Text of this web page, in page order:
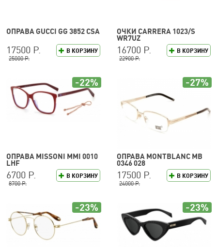
ОПРАВА GUCCI GG 3852 CSA
В КОРЗИНУ
17500 Р.
25000 Р.
ОЧКИ CARRERA 1023/S
WR7UZ
В КОРЗИНУ
16700 Р.
22900 Р.
ОПРАВА MISSONI MMI 0010
LHF
В КОРЗИНУ
6700 Р.
8700 Р.
-22%
ОПРАВА MONTBLANC MB
0346 028
В КОРЗИНУ
17500 Р.
24000 Р.
-27%
-23% -23%